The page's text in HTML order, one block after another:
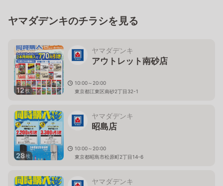
ヤマダデンキのチラシを見る
12枚
ヤマダデンキ
アウトレット南砂店
10:00～20:00
東京都江東区南砂2丁目32-1
28枚
ヤマダデンキ
昭島店
10:00～20:00
東京都昭島市松原町2丁目14-6
ヤマダデンキ